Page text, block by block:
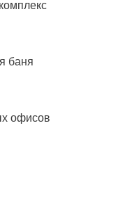
баня
офисов